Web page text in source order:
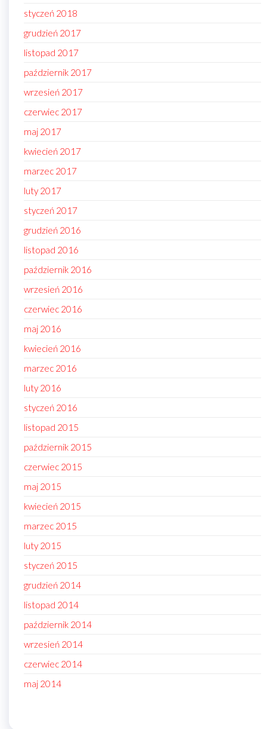
styczeń 2018
grudzień 2017
listopad 2017
październik 2017
wrzesień 2017
czerwiec 2017
maj 2017
kwiecień 2017
marzec 2017
luty 2017
styczeń 2017
grudzień 2016
listopad 2016
październik 2016
wrzesień 2016
czerwiec 2016
maj 2016
kwiecień 2016
marzec 2016
luty 2016
styczeń 2016
listopad 2015
październik 2015
czerwiec 2015
maj 2015
kwiecień 2015
marzec 2015
luty 2015
styczeń 2015
grudzień 2014
listopad 2014
październik 2014
wrzesień 2014
czerwiec 2014
maj 2014